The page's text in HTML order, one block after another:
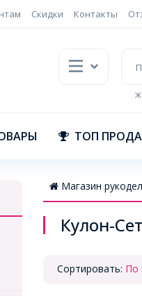
Скидки Контакты
ТОП
Магазин
Кулон-
Сортировать: По